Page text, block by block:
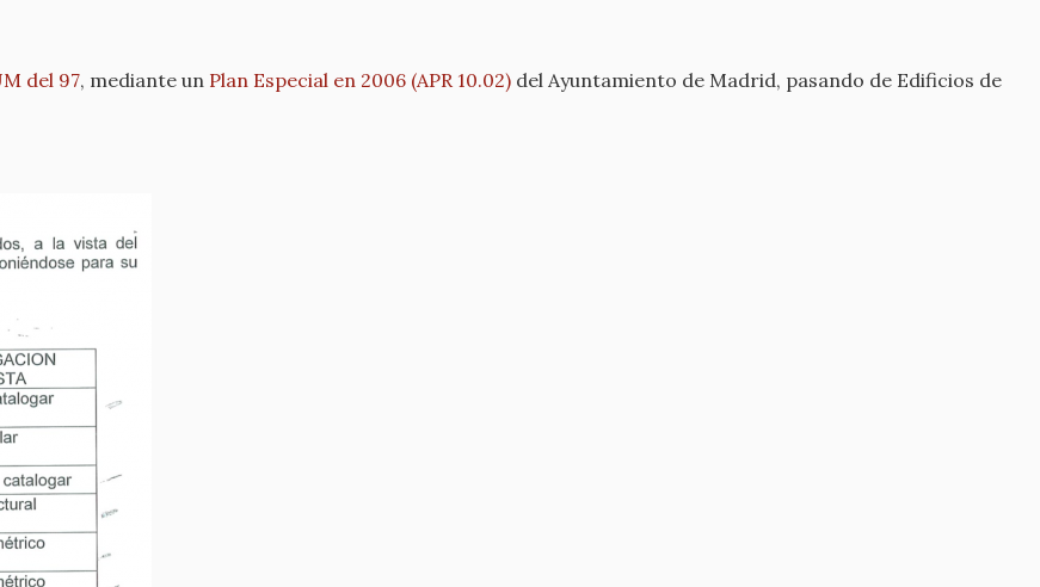
del 97, mediante un Plan Especial en 2006 (APR 10.02) del Ayuntamiento de Madrid, pasando de Edificios de